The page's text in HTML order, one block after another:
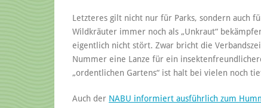
Letzteres gilt nicht nur für Parks, sondern auch
Wildkräuter immer noch als „Unkraut“
eigentlich nicht stört. Zwar bricht die
Nummer eine Lanze für ein
„ordentlichen Gartens“ ist halt bei vielen noch
Auch der NABU informiert ausführlich zum